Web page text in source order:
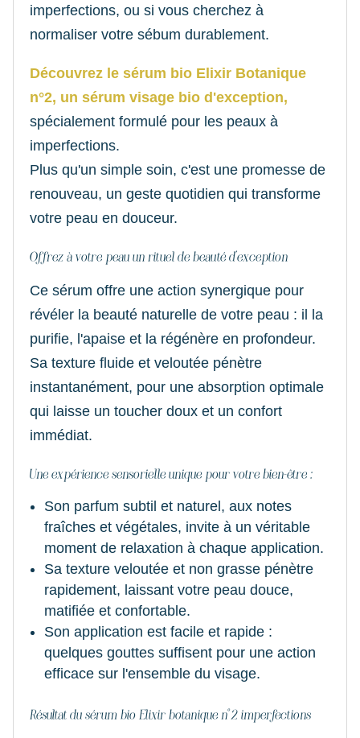
imperfections, ou si vous cherchez à
normaliser votre sébum durablement.
Découvrez le sérum bio Elixir Botanique
n°2, un sérum visage bio d'exception,
spécialement formulé pour les peaux à
imperfections.
Plus qu'un simple soin, c'est une promesse de
renouveau, un geste quotidien qui transforme
votre peau en douceur.
Offrez à votre peau un rituel de beauté d'exception
Ce sérum offre une action synergique pour
révéler la beauté naturelle de votre peau : il la
purifie, l'apaise et la régénère en profondeur.
Sa texture fluide et veloutée pénètre
instantanément, pour une absorption optimale
qui laisse un toucher doux et un confort
immédiat.
Une expérience sensorielle unique pour votre bien-être :
Son parfum subtil et naturel, aux notes
fraîches et végétales, invite à un véritable
moment de relaxation à chaque application.
Sa texture veloutée et non grasse pénètre
rapidement, laissant votre peau douce,
matifiée et confortable.
Son application est facile et rapide :
quelques gouttes suffisent pour une action
efficace sur l'ensemble du visage.
Résultat du sérum bio Elixir botanique n°2 imperfections